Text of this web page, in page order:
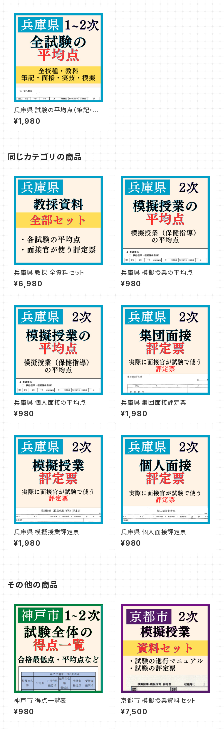
兵庫県 試験の平均点（筆記・実
技・模擬授業・個人面接）
¥1,980
同じカテゴリの商品
兵庫県 教採 全資料セット
¥6,980
兵庫県 模擬授業の平均点
¥980
兵庫県 個人面接の平均点
¥980
兵庫県 集団面接評定票
¥1,980
兵庫県 模擬授業評定票
¥1,980
兵庫県 個人面接評定票
¥980
その他の商品
神戸市 得点一覧表
¥980
京都市 模擬授業資料セット
¥7,500